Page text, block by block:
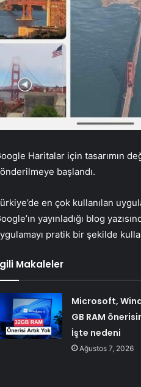
Haritalar için tasarımın
başlandı.
en çok kullanılan
yayınladığı blog
pratik bir şekilde
Makaleler
Microsoft,
GB RAM
İşte nedeni
Ağustos 7, 2026